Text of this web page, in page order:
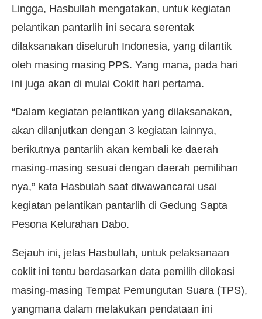
Lingga, Hasbullah mengatakan, untuk kegiatan
pelantikan pantarlih ini secara serentak
dilaksanakan diseluruh Indonesia, yang dilantik
oleh masing masing PPS. Yang mana, pada hari
ini juga akan di mulai Coklit hari pertama.
“Dalam kegiatan pelantikan yang dilaksanakan,
akan dilanjutkan dengan 3 kegiatan lainnya,
berikutnya pantarlih akan kembali ke daerah
masing-masing sesuai dengan daerah pemilihan
nya,” kata Hasbulah saat diwawancarai usai
kegiatan pelantikan pantarlih di Gedung Sapta
Pesona Kelurahan Dabo.
Sejauh ini, jelas Hasbullah, untuk pelaksanaan
coklit ini tentu berdasarkan data pemilih dilokasi
masing-masing Tempat Pemungutan Suara (TPS),
yangmana dalam melakukan pendataan ini